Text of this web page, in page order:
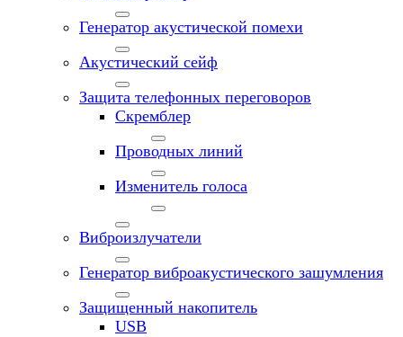
Генератор акустической помехи
Акустический сейф
Защита телефонных переговоров
Скремблер
Проводных линий
Изменитель голоса
Виброизлучатели
Генератор виброакустического зашумления
Защищенный накопитель
USB